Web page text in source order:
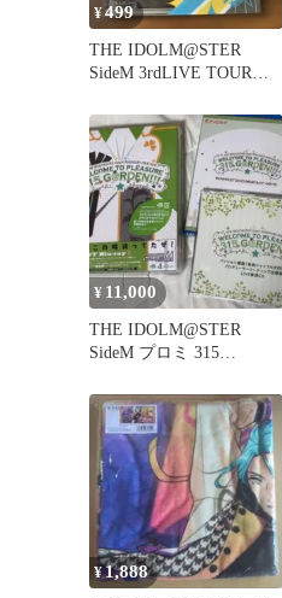
¥499
THE IDOLM@STER
SideM 3rdLIVE TOUR～
¥ 11,000
THE IDOLM@STER
SideM プロミ 315
¥1,888